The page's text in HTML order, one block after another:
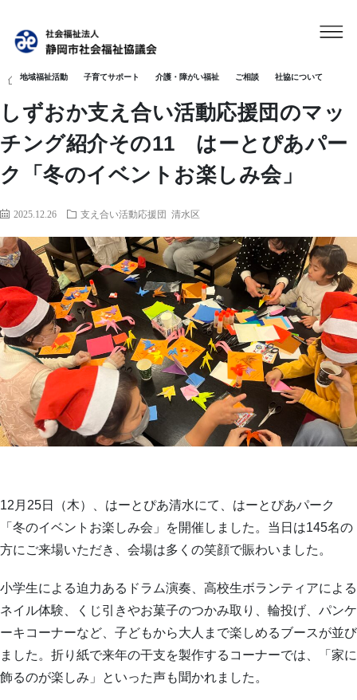
地域福祉活動 子育てサポート 介護・障がい福祉 ご相談 社協について
HOME 清水区 しずおか支え合い活動応援団のマッチング紹介そ
しずおか支え合い活動応援団のマッ
チング紹介その11 はーとぴあパー
ク「冬のイベントお楽しみ会」
2025.12.26 支え合い活動応援団 清水区
12月25日（木）、はーとぴあ清水にて、はーとぴあパーク
「冬のイベントお楽しみ会」を開催しました。 当日は145名の
方にご来場いただき、会場は多くの笑顔で賑わいました。
小学生による迫力あるドラム演奏、高校生ボランティアによる
ネイル体験、くじ引きやお菓子のつかみ取り、輪投げ、パンケ
ーキコーナーなど、子どもから大人まで楽しめるブースが並び
ました。折り紙で来年の干支を製作するコーナーでは、「家に
飾るのが楽しみ」といった声も聞かれました。